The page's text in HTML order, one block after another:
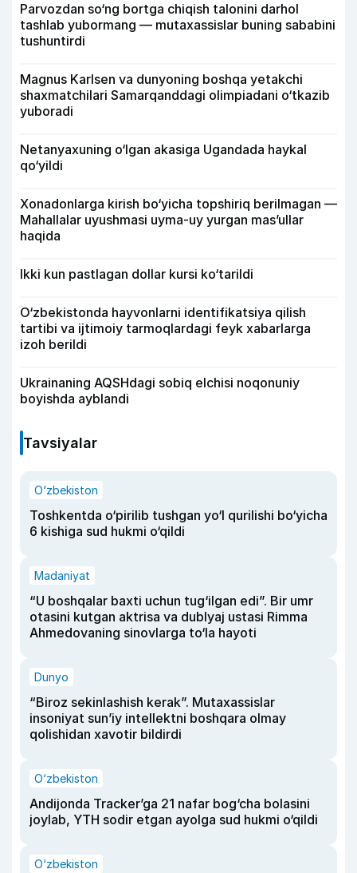
Parvozdan so‘ng bortga chiqish talonini darhol
tashlab yubormang — mutaxassislar buning sababini
tushuntirdi
Magnus Karlsen va dunyoning boshqa yetakchi
shaxmatchilari Samarqanddagi olimpiadani o‘tkazib
yuboradi
Netanyaxuning o‘lgan akasiga Ugandada haykal
qo‘yildi
Xonadonlarga kirish bo‘yicha topshiriq berilmagan —
Mahallalar uyushmasi uyma-uy yurgan mas’ullar
haqida
Ikki kun pastlagan dollar kursi ko‘tarildi
O‘zbekistonda hayvonlarni identifikatsiya qilish
tartibi va ijtimoiy tarmoqlardagi feyk xabarlarga
izoh berildi
Ukrainaning AQSHdagi sobiq elchisi noqonuniy
boyishda ayblandi
Tavsiyalar
O‘zbekiston
Toshkentda o‘pirilib tushgan yo‘l qurilishi bo‘yicha
6 kishiga sud hukmi o‘qildi
Madaniyat
“U boshqalar baxti uchun tug‘ilgan edi”. Bir umr
otasini kutgan aktrisa va dublyaj ustasi Rimma
Ahmedovaning sinovlarga to‘la hayoti
Dunyo
“Biroz sekinlashish kerak”. Mutaxassislar
insoniyat sun’iy intellektni boshqara olmay
qolishidan xavotir bildirdi
O‘zbekiston
Andijonda Tracker’ga 21 nafar bog‘cha bolasini
joylab, YTH sodir etgan ayolga sud hukmi o‘qildi
O‘zbekiston